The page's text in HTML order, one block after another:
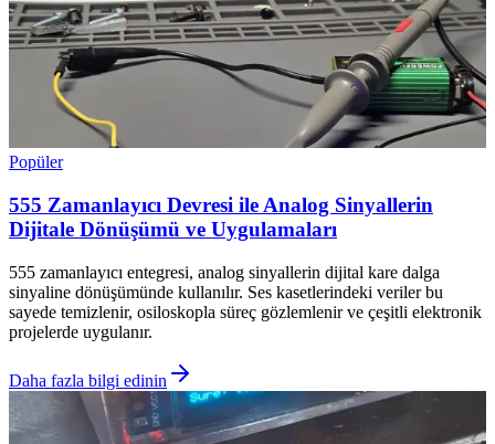
Popüler
555 Zamanlayıcı Devresi ile Analog Sinyallerin
Dijitale Dönüşümü ve Uygulamaları
555 zamanlayıcı entegresi, analog sinyallerin dijital kare dalga
sinyaline dönüşümünde kullanılır. Ses kasetlerindeki veriler bu
sayede temizlenir, osiloskopla süreç gözlemlenir ve çeşitli elektronik
projelerde uygulanır.
Daha fazla bilgi edinin